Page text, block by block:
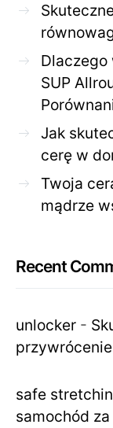
SUP
Jak
cerę w
Twoja
mądrze
Recent
unlocker -
safe
samochód